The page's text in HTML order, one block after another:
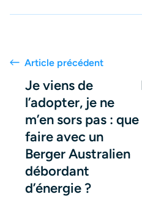
Article précédent
Je viens de
l’adopter, je ne
m’en sors pas : que
faire avec un
Berger Australien
débordant
d’énergie ?